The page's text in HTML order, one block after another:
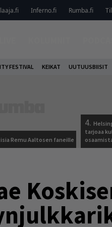
Inferno.fi Rumba.fi
FESTIVAL KEIKAT UUTUUSBIISIT
Remu Aaltosen faneille
4.
tarjoaa